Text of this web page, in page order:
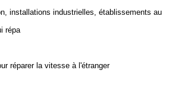
installations industrielles, établissements au
répa
réparer la vitesse à l'étranger